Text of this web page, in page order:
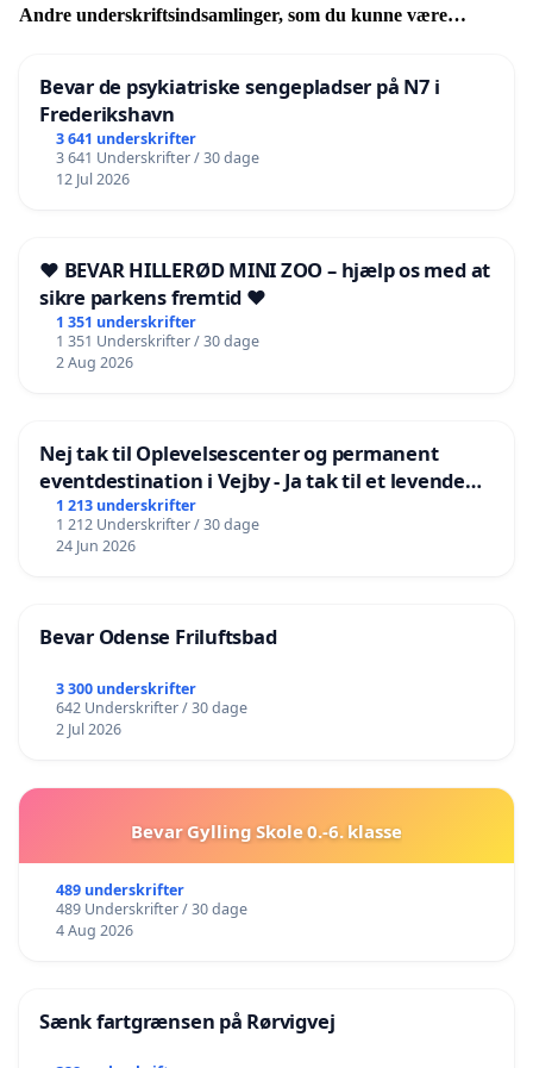
Andre underskriftsindsamlinger, som du kunne være
Bevar de psykiatriske sengepladser på N7 i
Frederikshavn
3 641 underskrifter
3 641 Underskrifter / 30 dage
12 Jul 2026
❤️ BEVAR HILLERØD MINI ZOO – hjælp os med at
sikre parkens fremtid ❤️
1 351 underskrifter
1 351 Underskrifter / 30 dage
2 Aug 2026
Nej tak til Oplevelsescenter og permanent
eventdestination i Vejby - Ja tak til et levende
lokalområde i balance
1 213 underskrifter
1 212 Underskrifter / 30 dage
24 Jun 2026
Bevar Odense Friluftsbad
3 300 underskrifter
642 Underskrifter / 30 dage
2 Jul 2026
Bevar Gylling Skole 0.-6. klasse
489 underskrifter
489 Underskrifter / 30 dage
4 Aug 2026
Sænk fartgrænsen på Rørvigvej